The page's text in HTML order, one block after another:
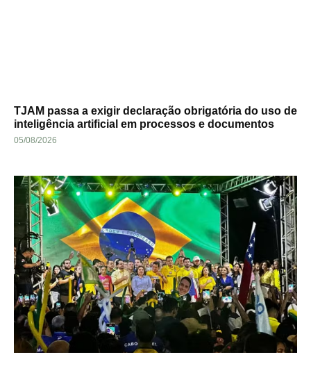
TJAM passa a exigir declaração obrigatória do uso de
inteligência artificial em processos e documentos
05/08/2026